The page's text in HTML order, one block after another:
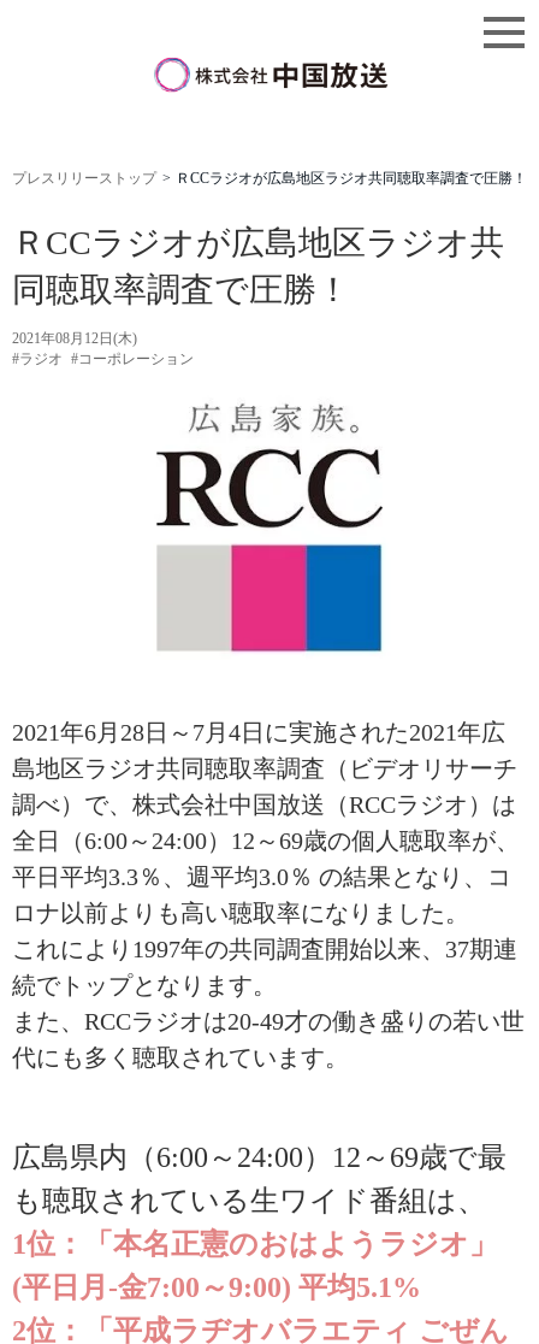
プレスリリーストップ ＲCCラジオが広島地区ラジオ共同聴取率調査で圧勝！
ＲCCラジオが広島地区ラジオ共
同聴取率調査で圧勝！
2021年08月12日(木)
#ラジオ #コーポレーション
2021年6月28日～7月4日に実施された2021年広
島地区ラジオ共同聴取率調査（ビデオリサーチ
調べ）で、株式会社中国放送（RCCラジオ）は
全日（6:00～24:00）12～69歳の個人聴取率が、
平日平均3.3％、週平均3.0％ の結果となり、コ
ロナ以前よりも高い聴取率になりました。
これにより1997年の共同調査開始以来、37期連
続でトップとなります。
また、RCCラジオは20-49才の働き盛りの若い世
代にも多く聴取されています。
広島県内（6:00～24:00）12～69歳で最
も聴取されている生ワイド番組は、
1位：「本名正憲のおはようラジオ」
(平日月-金7:00～9:00) 平均5.1%
2位：「平成ラヂオバラエティ ごぜん